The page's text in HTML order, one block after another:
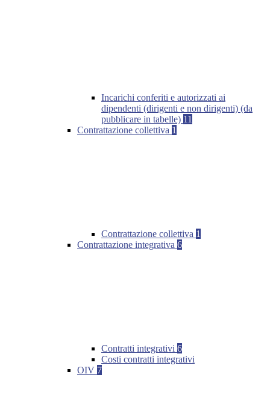
Incarichi conferiti e autorizzati ai
dipendenti (dirigenti e non dirigenti) (da
pubblicare in tabelle) 11
Contrattazione collettiva 1
Contrattazione collettiva 1
Contrattazione integrativa 6
Contratti integrativi 6
Costi contratti integrativi
OIV 7